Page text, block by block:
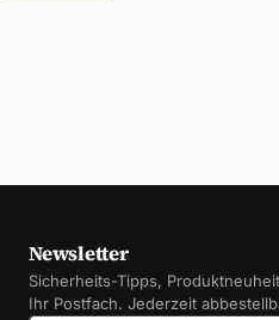
Newsletter
Sicherheits-Tipps,
Ihr Postfach. Jederzeit